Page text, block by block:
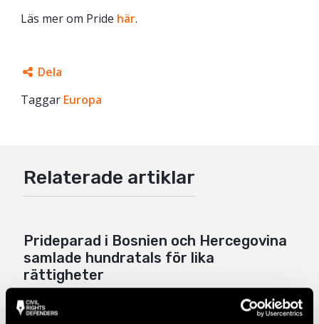
Läs mer om Pride här.
Dela
Facebook
Mail
Taggar Europa
Relaterade artiklar
Prideparad i Bosnien och Hercegovina
samlade hundratals för lika
rättigheter
BOSNIEN-HERCEGOVINA
NYHETER
3 juli 2026